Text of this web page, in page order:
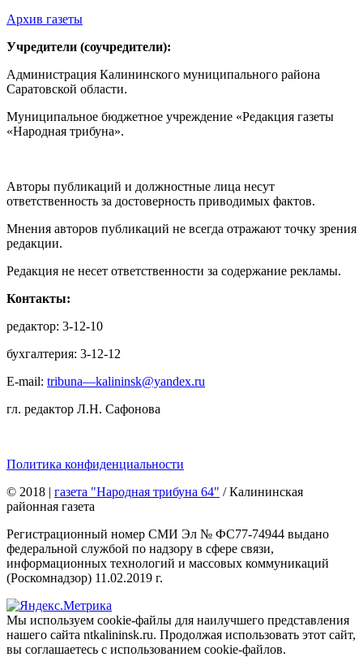
Архив газеты
Учредители (соучредители):
Администрация Калининского муниципального района
Саратовской области.
Муниципальное бюджетное учреждение «Редакция газеты
«Народная трибуна».
Авторы публикаций и должностные лица несут
ответственность за достоверность приводимых фактов.
Мнения авторов публикаций не всегда отражают точку зрения
редакции.
Редакция не несет ответственности за содержание рекламы.
Контакты:
редактор: 3-12-10
бухгалтерия: 3-12-12
E-mail: tribuna—kalininsk@yandex.ru
гл. редактор Л.Н. Сафонова
Политика конфиденциальности
© 2018 | газета "Народная трибуна 64" / Калининская
районная газета
Регистрационный номер СМИ Эл № ФС77-74944 выдано
федеральной службой по надзору в сфере связи,
информационных технологий и массовых коммуникаций
(Роскомнадзор) 11.02.2019 г.
Мы используем cookie-файлы для наилучшего представления
нашего сайта ntkalininsk.ru. Продолжая использовать этот сайт,
вы соглашаетесь с использованием cookie-файлов.